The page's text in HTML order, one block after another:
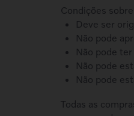
Condições
Deve ser
Não pode
Não pode
Não pode
Não pode
Todas as